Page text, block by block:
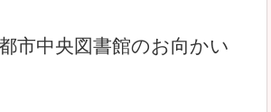
市中央図書館のお向かい